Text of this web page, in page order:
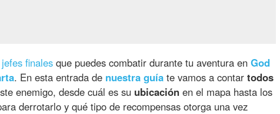
finales que puedes combatir durante tu aventura en God
. En esta entrada de nuestra guía te vamos a contar todos
enemigo, desde cuál es su ubicación en el mapa hasta los
derrotarlo y qué tipo de recompensas otorga una vez